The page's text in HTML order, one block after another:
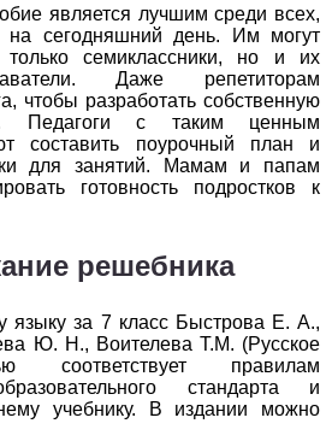
5 6 7 8 9 10
11
Технология
5 6 7 8 9 10
11
Физика
язык
5 6 7 8 9 10
11
Химия
5 6 7 8 9 10
11
является лучшим среди всех,
на сегодняшний день. Им могут
только семиклассники, но и их
Даже репетиторам
чтобы разработать собственную
Педагоги с таким ценным
составить поурочный план и
для занятий. Мамам и папам
готовность подростков к
решебника
языку за 7 класс Быстрова Е. А.,
Ю. Н., Воителева Т.М. (Русское
соответствует правилам
стандарта и
учебнику. В издании можно